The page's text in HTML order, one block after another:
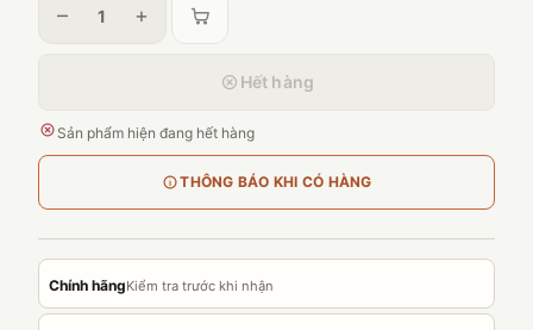
– +
Hết hàng
Sản phẩm hiện đang hết hàng
THÔNG BÁO KHI CÓ HÀNG
Chính hãngKiểm tra trước khi nhận